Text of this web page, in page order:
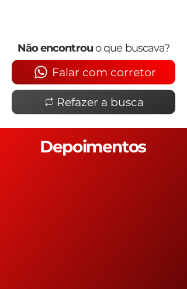
Não encontrouo que buscava?
Falar com corretor
Refazer a busca
Depoimentos